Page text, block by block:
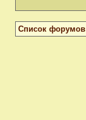
Список форумов